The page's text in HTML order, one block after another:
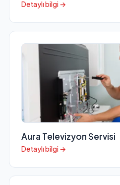
Detaylı bilgi →
Aura Televizyon Servisi
Detaylı bilgi →